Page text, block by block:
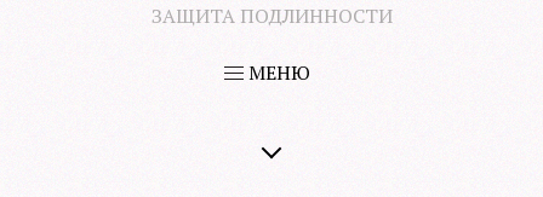
ЗАЩИТА ПОДЛИННОСТИ
МЕНЮ